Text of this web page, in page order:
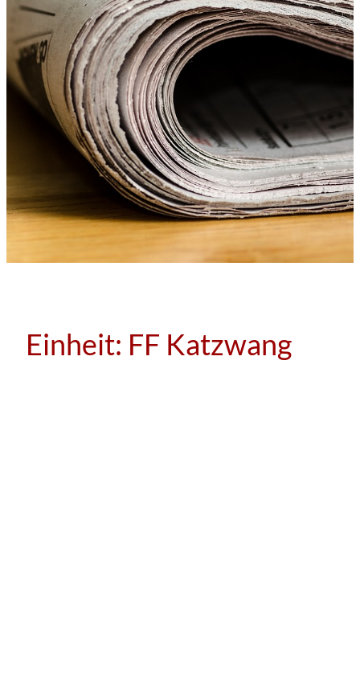
Einheit: FF Katzwang